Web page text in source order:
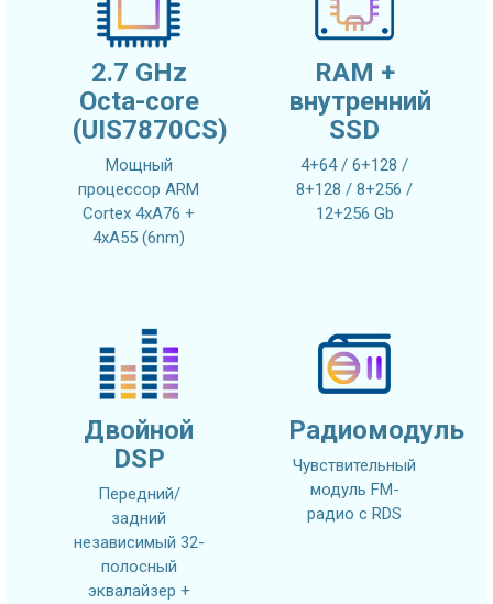
2.7 GHz
Octa-core
(UIS7870CS)
Мощный
процессор ARM
Cortex 4xA76 +
4xA55 (6nm)
RAM +
внутренний
SSD
4+64 / 6+128 /
8+128 / 8+256 /
12+256 Gb
Двойной
DSP
Передний/
задний
независимый 32-
полосный
эквалайзер +
Радиомодуль
Чувствительный
модуль FM-
радио с RDS